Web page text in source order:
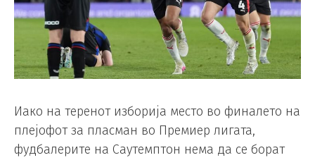
Иако на теренот изборија место во финалето на
плејофот за пласман во Премиер лигата,
фудбалерите на Саутемптон нема да се борат